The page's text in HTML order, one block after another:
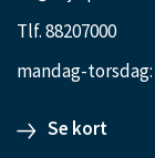
Tlf. 88207000
mandag-torsdag:
Se kort